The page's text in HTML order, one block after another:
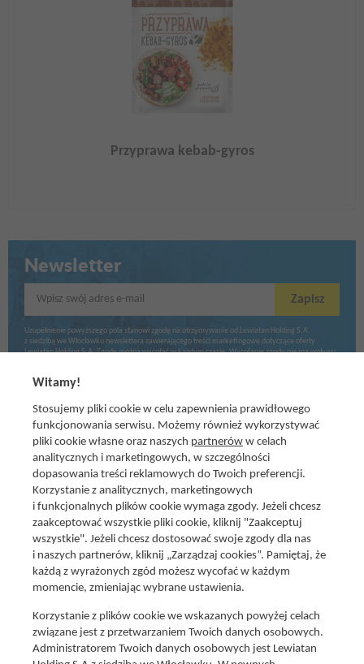
Przyprawa kebab-gyros
Newsletter
Wpisz swój adres e-mail Zapisz
Uzupełnienie powyższego pola stanowi zgodę na otrzymywanie od Lewiatan Holding S.A.
z siedzibą we Włocławku newslettera zawierającego treści marketingowe dotyczące oferty
Lewiatan Holding S.A. Zgodę można wycofać w każdym czasie. Wycofanie zgody nie ma wpływu
Social media
Znajdź nas na:
Promocje i oferty
Aktualna gazetka
Gotuję z Lewiatanem
Znajdź sklep
Witamy!
Stosujemy pliki cookie w celu zapewnienia prawidłowego
funkcjonowania serwisu. Możemy również wykorzystywać
pliki cookie własne oraz naszych partnerów w celach
analitycznych i marketingowych, w szczególności
dopasowania treści reklamowych do Twoich preferencji.
Korzystanie z analitycznych, marketingowych
i funkcjonalnych plików cookie wymaga zgody. Jeżeli chcesz
zaakceptować wszystkie pliki cookie, kliknij "Zaakceptuj
wszystkie". Jeżeli chcesz dostosować swoje zgody dla nas
i naszych partnerów, kliknij „Zarządzaj cookies”. Pamiętaj, że
każdą z wyrażonych zgód możesz wycofać w każdym
momencie, zmieniając wybrane ustawienia.
Korzystanie z plików cookie we wskazanych powyżej celach
związane jest z przetwarzaniem Twoich danych osobowych.
Administratorem Twoich danych osobowych jest Lewiatan